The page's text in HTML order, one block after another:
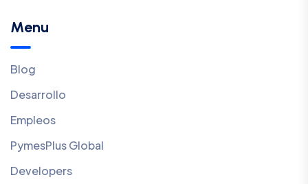
Menu
Blog
Desarrollo
Empleos
PymesPlus Global
Developers